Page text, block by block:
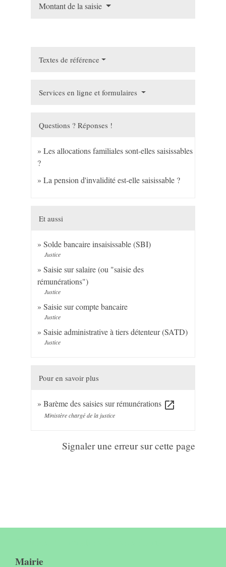
Montant de la saisie
Textes de référence
Services en ligne et formulaires
Questions ? Réponses !
Les allocations familiales sont-elles saisissables
?
La pension d'invalidité est-elle saisissable ?
Et aussi
Solde bancaire insaisissable (SBI)
Justice
Saisie sur salaire (ou "saisie des
rémunérations")
Justice
Saisie sur compte bancaire
Justice
Saisie administrative à tiers détenteur (SATD)
Justice
Pour en savoir plus
Barème des saisies sur rémunérations open_in_new
Ministère chargé de la justice
Signaler une erreur sur cette page
Mairie